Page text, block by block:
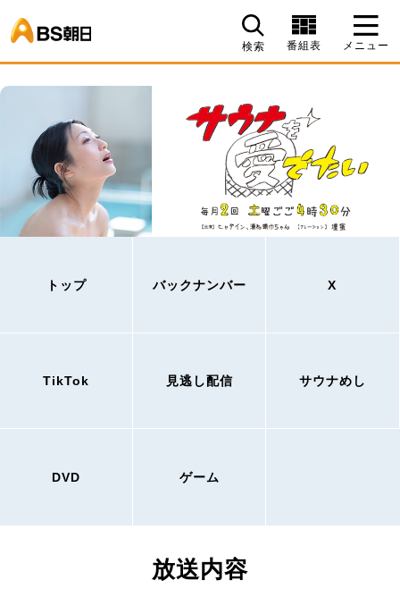
検索 番組表 メニュー
トップ バックナンバー X
TikTok 見逃し配信 サウナめし
DVD ゲーム
放送内容